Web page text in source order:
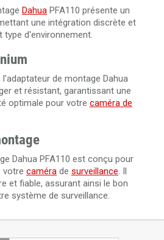
Dahua PFA110 présente un
une intégration discrète et
d'environnement.
l'adaptateur de montage Dahua
et résistant, garantissant une
optimale pour votre caméra de
Dahua PFA110 est conçu pour
votre caméra de surveillance. Il
et fiable, assurant ainsi le bon
système de surveillance.